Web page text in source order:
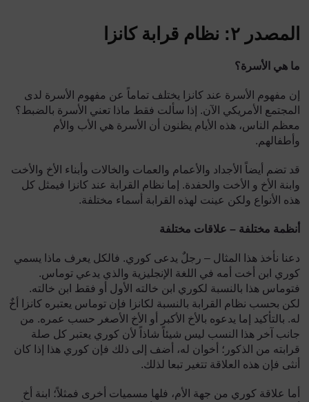
المصدر ٢: نظام قرابة كانزا
ما هي الأسرة؟
إن مفهوم الأسرة عند كانزا يختلف تماماً عن مفهوم الأسرة لدى
المجتمع الأمريكي الآن. إذا سألت فقط ماذا تعني الأسرة بالضبط؟
معظم الناس، هذه الأيام يظنون أن الأسرة هي الأب والأم
وأطفالهم.
قد تضم أيضاً الأجداد والأعمام والعمات والخالات وأبناء الأخ والأخت
وابنة الأخ و الأخت والحفدة. إما نظام القرابة عند كانزا فيمثل كل
هذه الأنواع ولكن عينت لهذه القرابة أسماء مختلفة.
أنظمة مختلفة – علاقات مختلفة
دعنا نأخذ هذا المثال – رجلٌ يدعى كوري. فالكل يعرف ماذا يسمي
كوري ابن أخت أمه في اللغة الإنجليزية والذي يدعي توماس.
فتوماس هذا بالنسبة لكوري ابن خالته الأول أو فقط ابن خالته.
لكن بحسب نظام القرابة بالنسبة لكانزا فإن توماس يعتبره كانزا أخٌ
له. بالتأكيد إما يدعوه بالأخ الأكبر أو الأخ الأصغر حسب عمره. من
جانب آخر هذا النسب ليس شيئاً شاذاً لأن كوري يعتبر كل صلة
قرابته من الذكور؛ أخوان له، أضف إلى ذلك فإن كوري هذا إذا كان
أنثى فإن هذه العلاقة تتغير تبعا لذلك.
أما علاقة كوري من جهة الأم، فلها مسميات أخرى فمثلاً؛ ابنة أخ